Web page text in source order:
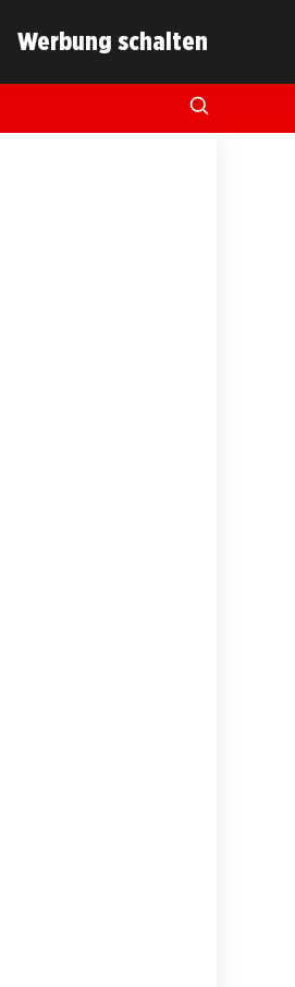
Werbung schalten